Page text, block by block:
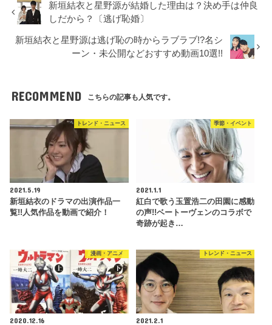
新垣結衣と星野源が結婚した理由は？決め手は仲良
しだから？〔逃げ恥婚〕
新垣結衣と星野源は逃げ恥の時からラブラブ!?名シ
ーン・未公開などおすすめ動画10選!!
RECOMMEND こちらの記事も人気です。
トレンド・ニュース
2021.5.19
新垣結衣のドラマの出演作品一
覧!!人気作品を動画で紹介！
季節・イベント
2021.1.1
紅白で歌う玉置浩二の田園に感動
の声!!ベートーヴェンのコラボで
奇跡が起き…
漫画・アニメ
2020.12.16
トレンド・ニュース
2021.2.1